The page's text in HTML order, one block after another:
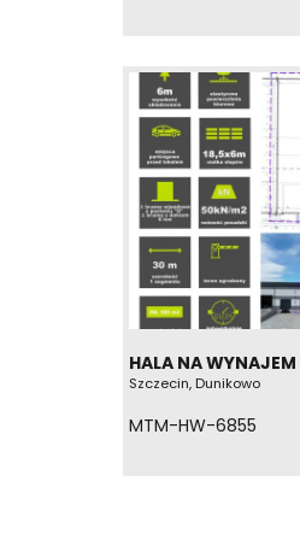
HALA NA WYNAJEM
Szczecin, Dunikowo
MTM-HW-6855